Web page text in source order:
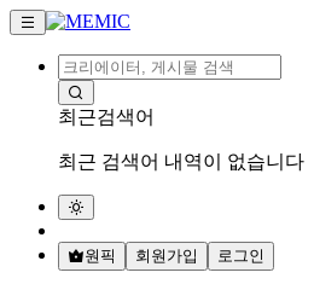
최근검색어
최근 검색어 내역이 없습니다
원픽 회원가입 로그인